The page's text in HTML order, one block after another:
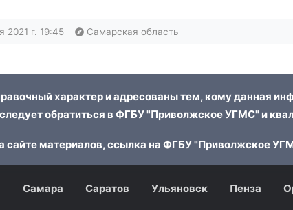
2021 г. 19:45 Самарская область
характер и адресованы тем, кому данная
обратиться в ФГБУ "Приволжское УГМС" и
материалов, ссылка на ФГБУ "Приволжское
Самара Саратов Ульяновск Пенза